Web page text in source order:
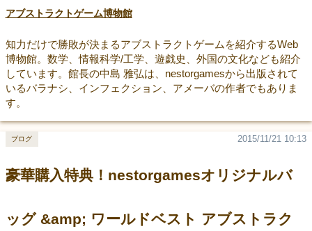
アブストラクトゲーム博物館
知力だけで勝敗が決まるアブストラクトゲームを紹介するWeb
博物館。数学、情報科学/工学、遊戯史、外国の文化なども紹介
しています。館長の中島 雅弘は、nestorgamesから出版されて
いるバラナシ、インフェクション、アメーバの作者でもありま
す。
豪華購入特典！nestorgamesオリジナルバ
ッグ &amp; ワールドベスト アブストラク
2015/11/21 10:13
ブログ